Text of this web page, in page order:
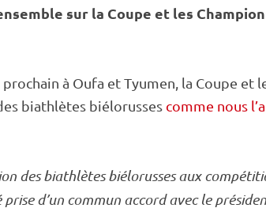
sur la Coupe et les
à Oufa et Tyumen, la Coupe et
biathlètes biélorusses comme nous
des biathlètes biélorusses aux
d’un commun accord avec le